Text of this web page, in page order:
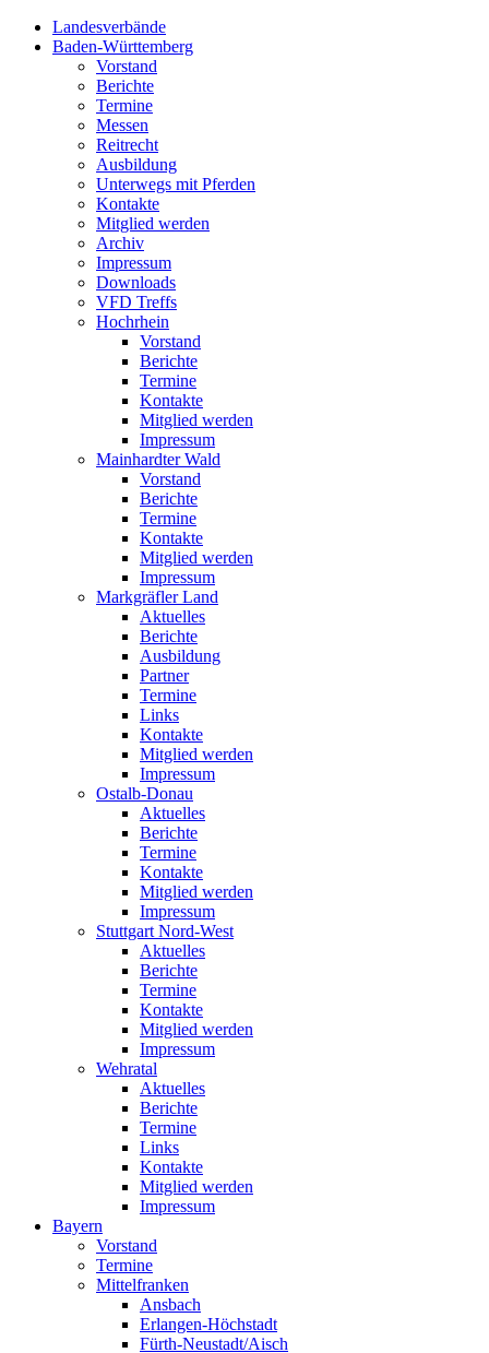
Landesverbände
Baden-Württemberg
Vorstand
Berichte
Termine
Messen
Reitrecht
Ausbildung
Unterwegs mit Pferden
Kontakte
Mitglied werden
Archiv
Impressum
Downloads
VFD Treffs
Hochrhein
Vorstand
Berichte
Termine
Kontakte
Mitglied werden
Impressum
Mainhardter Wald
Vorstand
Berichte
Termine
Kontakte
Mitglied werden
Impressum
Markgräfler Land
Aktuelles
Berichte
Ausbildung
Partner
Termine
Links
Kontakte
Mitglied werden
Impressum
Ostalb-Donau
Aktuelles
Berichte
Termine
Kontakte
Mitglied werden
Impressum
Stuttgart Nord-West
Aktuelles
Berichte
Termine
Kontakte
Mitglied werden
Impressum
Wehratal
Aktuelles
Berichte
Termine
Links
Kontakte
Mitglied werden
Impressum
Bayern
Vorstand
Termine
Mittelfranken
Ansbach
Erlangen-Höchstadt
Fürth-Neustadt/Aisch